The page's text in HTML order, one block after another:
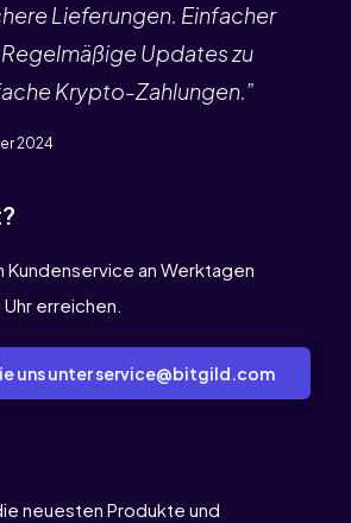
Lieferungen. Einfacher
Updates zu
Krypto-Zahlungen.”
2024
Kundenservice an Werktagen
erreichen.
uns unter service@bitgild.com
neuesten Produkte und